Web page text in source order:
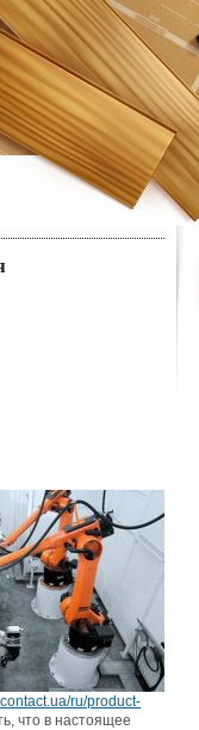
ru/product-
что в настоящее